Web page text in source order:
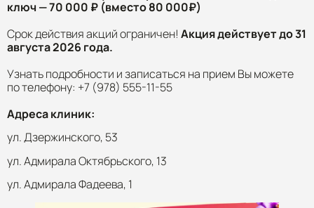
ключ — 70 000 ₽ (вместо 80 000₽)
Срок действия акций ограничен! Акция действует до 31
августа 2026 года.
Узнать подробности и записаться на прием Вы можете
по телефону: +7 (978) 555-11-55
Адреса клиник:
ул. Дзержинского, 53
ул. Адмирала Октябрьского, 13
ул. Адмирала Фадеева, 1